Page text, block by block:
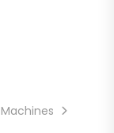
Machines